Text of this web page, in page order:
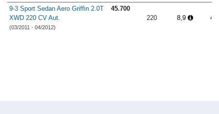
9-3 Sport Sedan Aero Griffin 2.0T
XWD 220 CV Aut.
(03/2011 - 04/2012)
45.700
220
8,9